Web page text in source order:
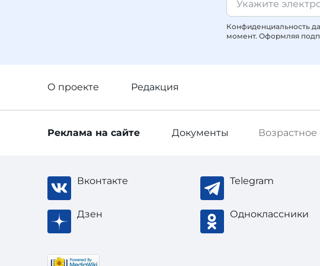
Конфиденциальность
момент. Оформляя
О проекте Редакция
Реклама на сайте Документы
Вконтакте Telegram
Дзен Одноклассники